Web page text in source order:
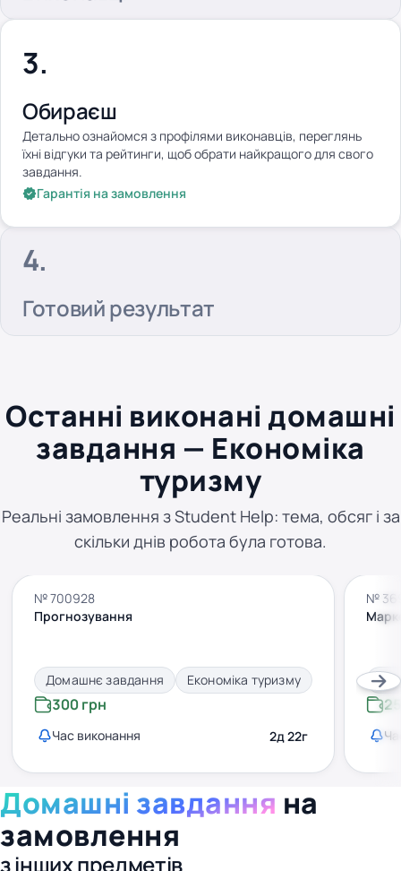
Обираєш
Детально ознайомся з профілями виконавців, переглянь
їхні відгуки та рейтинги, щоб обрати найкращого для свого
завдання.
Гарантія на замовлення
Готовий результат
Останні виконані домашні
завдання — Економіка
туризму
Реальні замовлення з Student Help: тема, обсяг і за
скільки днів робота була готова.
№ 700928
Прогнозування
Домашнє завдання Економіка туризму
300 грн
Час виконання 2д 22г
№
Домашні завдання на
замовлення
з інших предметів